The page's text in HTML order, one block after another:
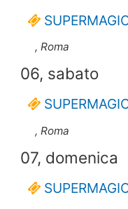
, Roma
06, sabato
, Roma
07, domenica